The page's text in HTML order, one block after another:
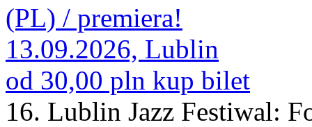
(PL) / premiera!
13.09.2026, Lublin
od 30,00 pln kup bilet
16. Lublin Jazz Festiwal: